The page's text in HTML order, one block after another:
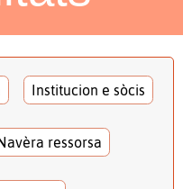
Institucion e sòcis
ressorsa